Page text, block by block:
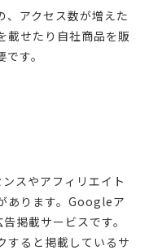
、アクセス数が増えた
載せたり自社商品を販
す。
スやアフィリエイト
あります。Googleア
掲載サービスです。
すると掲載しているサ